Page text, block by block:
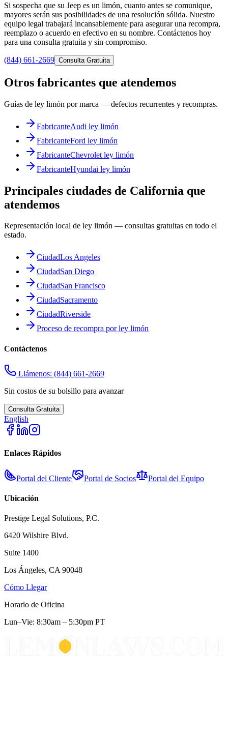
Si sospecha que su Jeep es un limón, cuanto antes se comunique,
mayores serán sus posibilidades de una resolución sólida. Nuestro
equipo legal trabajará incansablemente para asegurar una recompra,
reemplazo o acuerdo en efectivo en su nombre. Contáctenos hoy
para una consulta gratuita y sin compromiso.
(844) 661-2669 Consulta Gratuita
Otros fabricantes que atendemos
Guías de ley limón por marca — defectos recurrentes y recompras.
FabricanteAudi ley limón
FabricanteFord ley limón
FabricanteChevrolet ley limón
FabricanteHyundai ley limón
Principales ciudades de California que
atendemos
Representación local de ley limón — consultas gratuitas en todo el
estado.
CiudadLos Angeles
CiudadSan Diego
CiudadSan Francisco
CiudadSacramento
CiudadRiverside
Proceso de recompra por ley limón
Contáctenos
Llámenos: (844) 661-2669
Sin costos de su bolsillo para avanzar
Consulta Gratuita
English
Enlaces Rápidos
Portal del Cliente Portal de Socios Portal del Equipo
Ubicación
Prestige Legal Solutions, P.C.
6420 Wilshire Blvd.
Suite 1400
Los Ángeles, CA 90048
Cómo Llegar
Horario de Oficina
Lun–Vie: 8:30am – 5:30pm PT